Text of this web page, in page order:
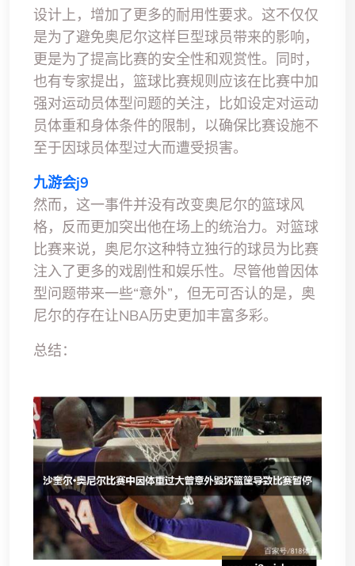
设计上，增加了更多的耐用性要求。这不仅仅
是为了避免奥尼尔这样巨型球员带来的影响，
更是为了提高比赛的安全性和观赏性。同时，
也有专家提出，篮球比赛规则应该在比赛中加
强对运动员体型问题的关注，比如设定对运动
员体重和身体条件的限制，以确保比赛设施不
至于因球员体型过大而遭受损害。
九游会j9
然而，这一事件并没有改变奥尼尔的篮球风
格，反而更加突出他在场上的统治力。对篮球
比赛来说，奥尼尔这种特立独行的球员为比赛
注入了更多的戏剧性和娱乐性。尽管他曾因体
型问题带来一些“意外”，但无可否认的是，奥
尼尔的存在让NBA历史更加丰富多彩。
总结：